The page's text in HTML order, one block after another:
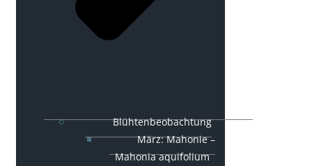
Blühtenbeobachtung
März: Mahonie –
Mahonia aquifolium